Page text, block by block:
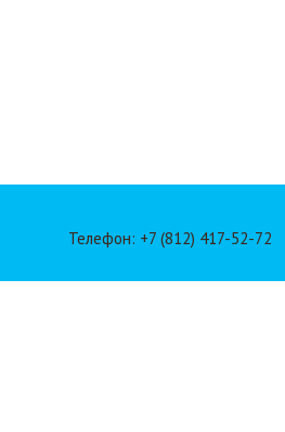
Телефон: +7 (812) 417-52-72